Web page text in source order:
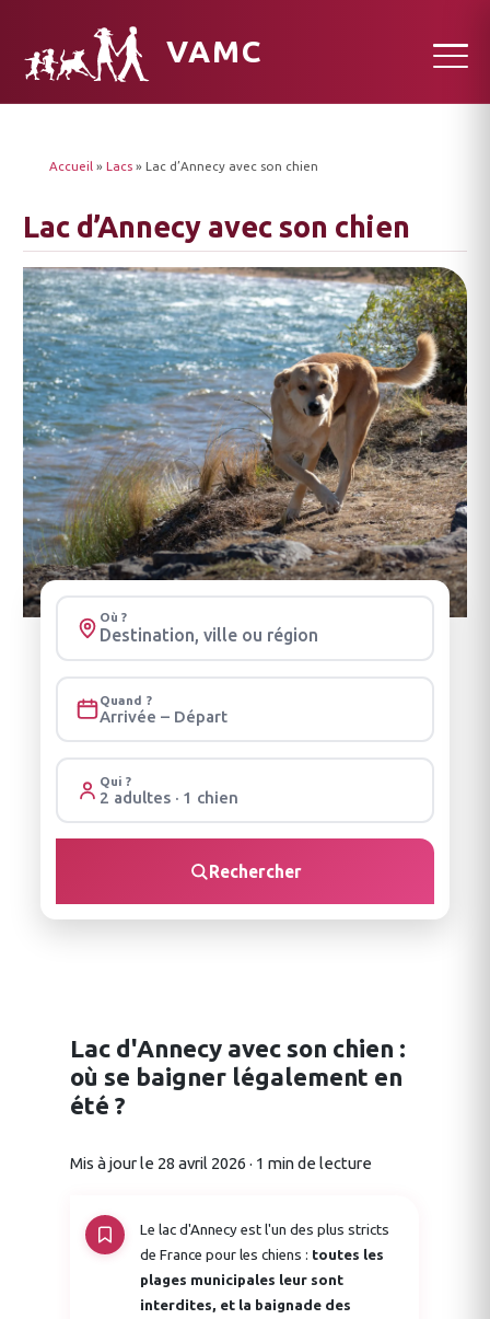
VAMC
Accueil » Lacs » Lac d’Annecy avec son chien
Lac d’Annecy avec son chien
Où ?
Quand ?
Arrivée – Départ
Qui ?
2 adultes · 1 chien
Rechercher
Lac d'Annecy avec son chien :
où se baigner légalement en
été ?
Mis à jour le 28 avril 2026 · 1 min de lecture
Le lac d'Annecy est l'un des plus stricts
de France pour les chiens : toutes les
plages municipales leur sont
interdites, et la baignade des